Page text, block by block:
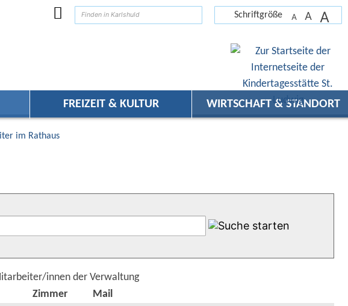
Schriftgröße A A A
FREIZEIT & KULTUR WIRTSCHAFT & STANDORT
im Rathaus
innen der Verwaltung
Zimmer
Mail